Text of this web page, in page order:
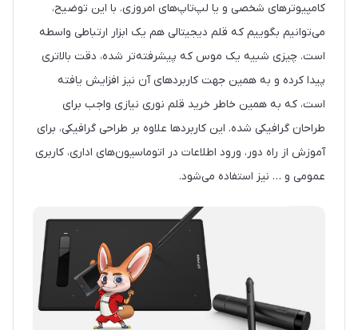
کامپیوترهای شخصی و یا لپ‌تاپ‌های امروزی. با این توضیح،
می‌توانیم بگوییم که قلم دیجیتالی هم یک ابزار ارتباطی واسطه
است. چیزی شبیه یک موس که پیشرفته‌تر شده، دقت بالاتری
پیدا کرده و به همین جهت کاربردهای آن نیز افزایش یافته
است، که به همین خاطر خرید قلم نوری نیازی واجب برای
طراحان گرافیکی شده. این کاربردها علاوه بر طراحی گرافیکی، برای
آموزش از راه دور، ورود اطلاعات در اتوماسیون‌های اداری، کاربری
عمومی و … نیز استفاده می‌شود.